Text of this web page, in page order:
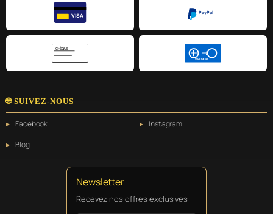
VISA
PayPal
CHÈQUE
VIREMENT
🌐 SUIVEZ-NOUS
Facebook
Instagram
Blog
Newsletter
Recevez nos offres exclusives